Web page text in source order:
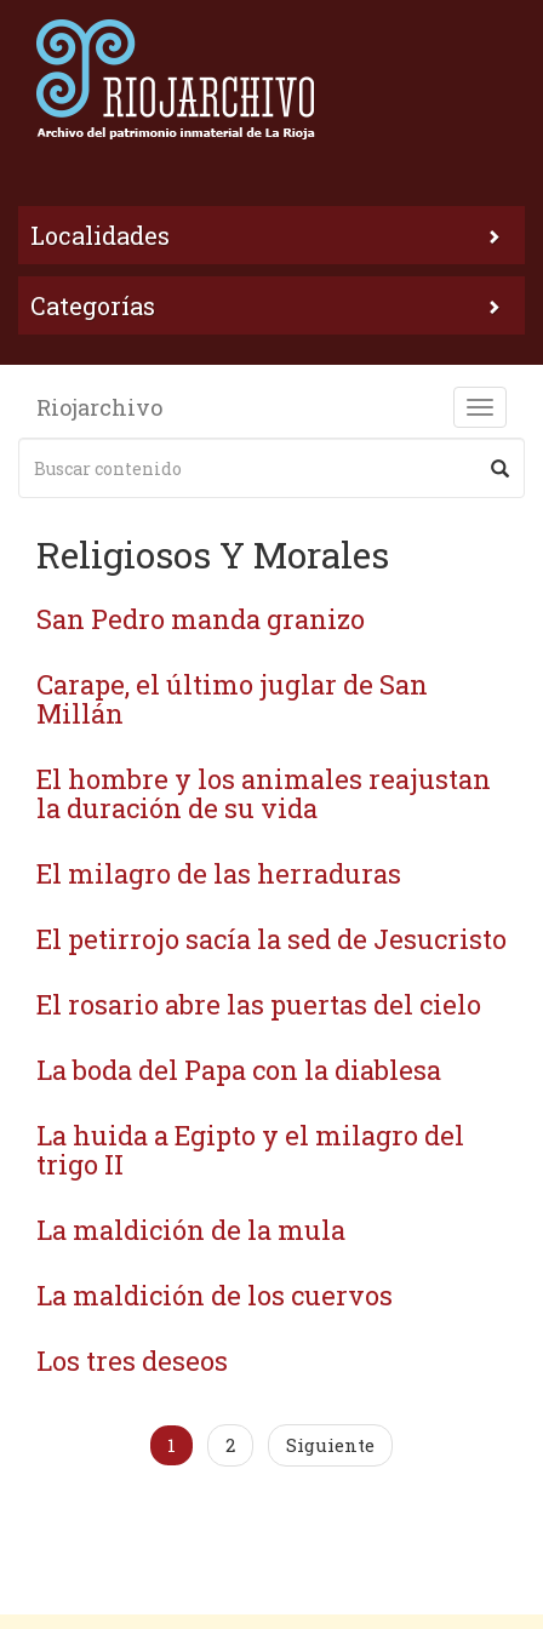
Localidades
Categorías
Toggle
Riojarchivo
Religiosos Y Morales
San Pedro manda granizo
Carape, el último juglar de San
Millán
El hombre y los animales reajustan
la duración de su vida
El milagro de las herraduras
El petirrojo sacía la sed de Jesucristo
El rosario abre las puertas del cielo
La boda del Papa con la diablesa
La huida a Egipto y el milagro del
trigo II
La maldición de la mula
La maldición de los cuervos
Los tres deseos
1 2 Siguiente